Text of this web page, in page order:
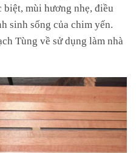
biệt, mùi hương nhẹ, điều
sinh sống của chim yến.
Tùng về sử dụng làm nhà